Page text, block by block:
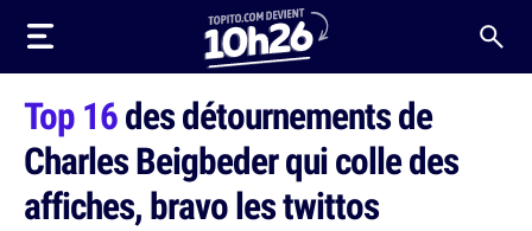
Top 16des détournements de
Charles Beigbeder qui colle des
affiches, bravo les twittos